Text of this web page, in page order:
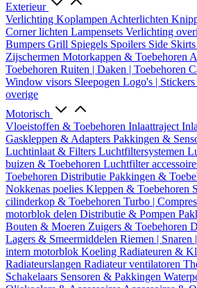
Exterieur
Verlichting Koplampen Achterlichten
Corner lichten Lampensets Verlichting
Bumpers Grill Spiegels Spoilers Side Skirts
Zijschermen Motorkappen & Toebehoren
Toebehoren Ruiten | Daken | Toebehoren
Window visors Sleepogen Logo's |
overige
Motorisch
Vloeistoffen & Toebehoren Inlaattraject
Gaskleppen & Adapters Pakkingen &
Luchtinlaat & Filters Luchtfiltersystemen
buizen & Toebehoren Luchtfilter
Toebehoren Distributie Pakkingen &
Nokkenas poelies Kleppen & Toebehoren
cilinderkop & Toebehoren Turbo |
motorblok delen Distributie & Pompen
Bouten & Moeren Zuigers & Toebehoren
Lagers & Smeermiddelen Riemen | Snaren
intern motorblok Koeling Radiateuren &
Radiateurslangen Radiateur ventilatoren
Schakelaars Sensoren & Pakkingen